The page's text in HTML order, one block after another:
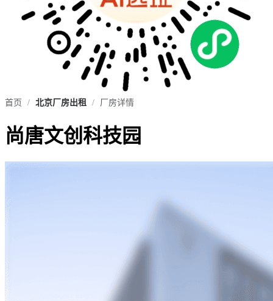
首页 / 北京厂房出租 / 厂房详情
尚唐文创科技园